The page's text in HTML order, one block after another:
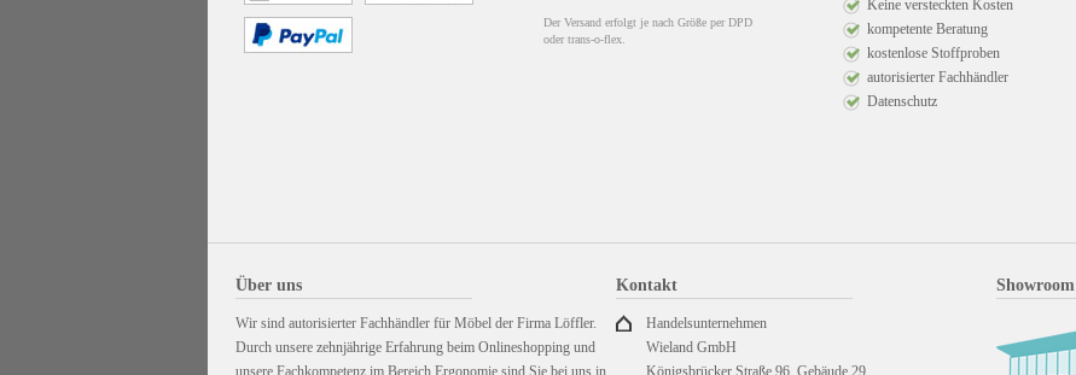
Der Versand erfolgt je nach Größe per DPD
oder trans-o-flex.
Keine versteckten Kosten
kompetente Beratung
kostenlose Stoffproben
autorisierter Fachhändler
Datenschutz
Über uns
Wir sind autorisierter Fachhändler für Möbel der Firma Löffler.
Durch unsere zehnjährige Erfahrung beim Onlineshopping und
unsere Fachkompetenz im Bereich Ergonomie sind Sie bei uns in
Kontakt
Handelsunternehmen
Wieland GmbH
Königsbrücker Straße 96, Gebäude 29
Showroom